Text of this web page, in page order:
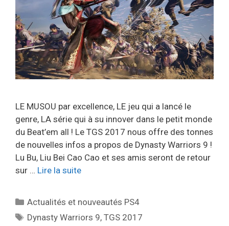
LE MUSOU par excellence, LE jeu qui a lancé le
genre, LA série qui à su innover dans le petit monde
du Beat’em all ! Le TGS 2017 nous offre des tonnes
de nouvelles infos a propos de Dynasty Warriors 9 !
Lu Bu, Liu Bei Cao Cao et ses amis seront de retour
sur … Lire la suite
Catégories
Actualités et nouveautés PS4
Étiquettes
Dynasty Warriors 9,TGS 2017